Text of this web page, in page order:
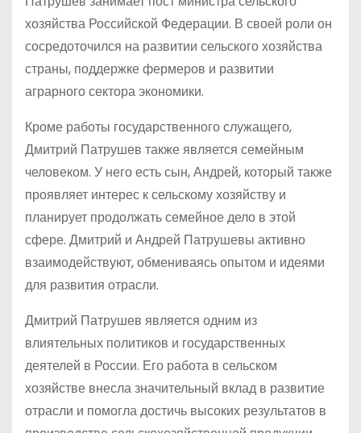
хозяйства Российской Федерации. В своей роли он
сосредоточился на развитии сельского хозяйства
страны, поддержке фермеров и развитии
аграрного сектора экономики.
Кроме работы государственного служащего,
Дмитрий Патрушев также является семейным
человеком. У него есть сын, Андрей, который также
проявляет интерес к сельскому хозяйству и
планирует продолжать семейное дело в этой
сфере. Дмитрий и Андрей Патрушевы активно
взаимодействуют, обмениваясь опытом и идеями
для развития отрасли.
Дмитрий Патрушев является одним из
влиятельных политиков и государственных
деятелей в России. Его работа в сельском
хозяйстве внесла значительный вклад в развитие
отрасли и помогла достичь высоких результатов в